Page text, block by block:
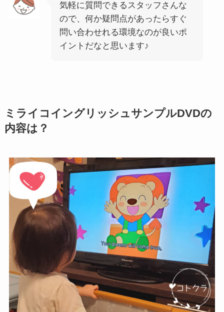
気軽に質問できるスタッフさんな
ので、何か疑問点があったらすぐ
問い合わせれる環境なのが良いポ
イントだなと思います♪
ミライコイングリッシュサンプルDVDの
内容は？